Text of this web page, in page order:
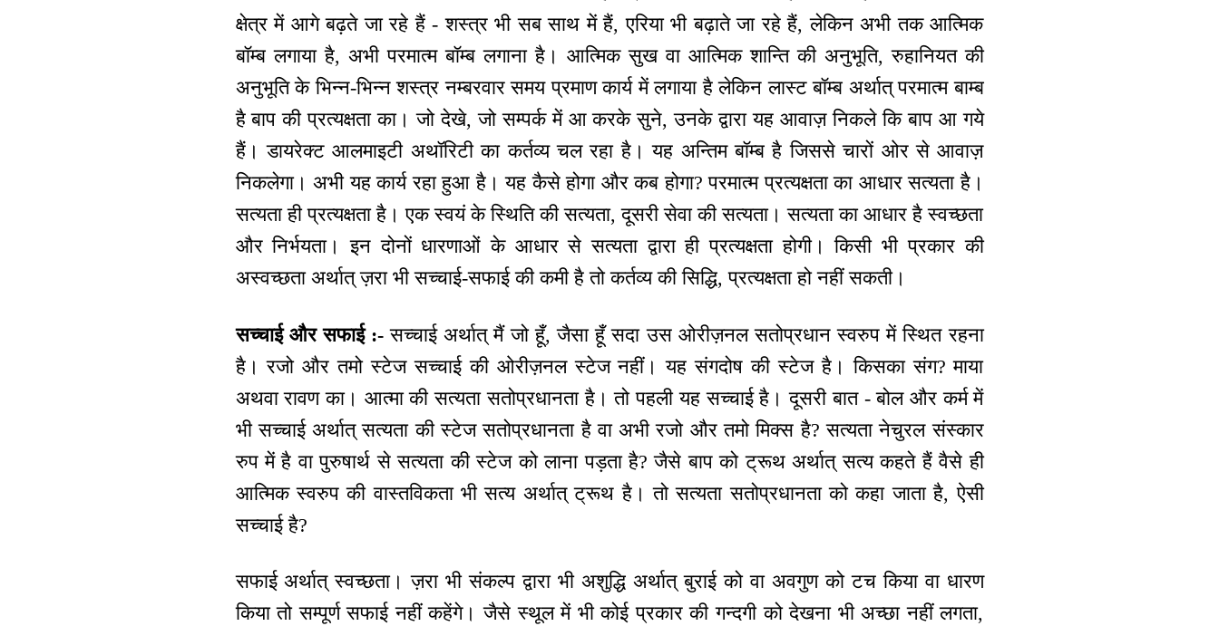
क्षेत्र में आगे बढ़ते जा रहे हैं - शस्त्र भी सब साथ में हैं, एरिया भी बढ़ाते जा रहे हैं, लेकिन अभी तक आत्मिक
बॉम्ब लगाया है, अभी परमात्म बॉम्ब लगाना है। आत्मिक सुख वा आत्मिक शान्ति की अनुभूति, रुहानियत की
अनुभूति के भिन्न-भिन्न शस्त्र नम्बरवार समय प्रमाण कार्य में लगाया है लेकिन लास्ट बॉम्ब अर्थात् परमात्म बाम्ब
है बाप की प्रत्यक्षता का। जो देखे, जो सम्पर्क में आ करके सुने, उनके द्वारा यह आवाज़ निकले कि बाप आ गये
हैं। डायरेक्ट आलमाइटी अथॉरिटी का कर्तव्य चल रहा है। यह अन्तिम बॉम्ब है जिससे चारों ओर से आवाज़
निकलेगा। अभी यह कार्य रहा हुआ है। यह कैसे होगा और कब होगा? परमात्म प्रत्यक्षता का आधार सत्यता है।
सत्यता ही प्रत्यक्षता है। एक स्वयं के स्थिति की सत्यता, दूसरी सेवा की सत्यता। सत्यता का आधार है स्वच्छता
और निर्भयता। इन दोनों धारणाओं के आधार से सत्यता द्वारा ही प्रत्यक्षता होगी। किसी भी प्रकार की
अस्वच्छता अर्थात् ज़रा भी सच्चाई-सफाई की कमी है तो कर्तव्य की सिद्धि, प्रत्यक्षता हो नहीं सकती।
सच्चाई और सफाई :- सच्चाई अर्थात् मैं जो हूँ, जैसा हूँ सदा उस ओरीज़नल सतोप्रधान स्वरुप में स्थित रहना
है। रजो और तमो स्टेज सच्चाई की ओरीज़नल स्टेज नहीं। यह संगदोष की स्टेज है। किसका संग? माया
अथवा रावण का। आत्मा की सत्यता सतोप्रधानता है। तो पहली यह सच्चाई है। दूसरी बात - बोल और कर्म में
भी सच्चाई अर्थात् सत्यता की स्टेज सतोप्रधानता है वा अभी रजो और तमो मिक्स है? सत्यता नेचुरल संस्कार
रुप में है वा पुरुषार्थ से सत्यता की स्टेज को लाना पड़ता है? जैसे बाप को ट्रूथ अर्थात् सत्य कहते हैं वैसे ही
आत्मिक स्वरुप की वास्तविकता भी सत्य अर्थात् ट्रूथ है। तो सत्यता सतोप्रधानता को कहा जाता है, ऐसी
सच्चाई है?
सफाई अर्थात् स्वच्छता। ज़रा भी संकल्प द्वारा भी अशुद्धि अर्थात् बुराई को वा अवगुण को टच किया वा धारण
किया तो सम्पूर्ण सफाई नहीं कहेंगे। जैसे स्थूल में भी कोई प्रकार की गन्दगी को देखना भी अच्छा नहीं लगता,